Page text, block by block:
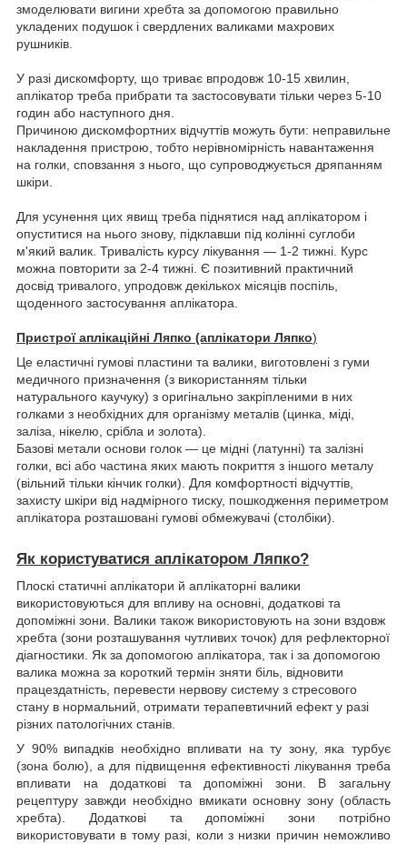
змоделювати вигини хребта за допомогою правильно
укладених подушок і свердлених валиками махрових
рушників.
У разі дискомфорту, що триває впродовж 10-15 хвилин,
аплікатор треба прибрати та застосовувати тільки через 5-10
годин або наступного дня.
Причиною дискомфортних відчуттів можуть бути: неправильне
накладення пристрою, тобто нерівномірність навантаження
на голки, сповзання з нього, що супроводжується дряпанням
шкіри.
Для усунення цих явищ треба піднятися над аплікатором і
опуститися на нього знову, підклавши під колінні суглоби
м'який валик. Тривалість курсу лікування — 1-2 тижні. Курс
можна повторити за 2-4 тижні. Є позитивний практичний
досвід тривалого, упродовж декількох місяців поспіль,
щоденного застосування аплікатора.
Пристрої аплікаційні Ляпко (аплікатори Ляпко)
Це еластичні гумові пластини та валики, виготовлені з гуми
медичного призначення (з використанням тільки
натурального каучуку) з оригінально закріпленими в них
голками з необхідних для організму металів (цинка, міді,
заліза, нікелю, срібла и золота).
Базові метали основи голок — це мідні (латунні) та залізні
голки, всі або частина яких мають покриття з іншого металу
(вільний тільки кінчик голки). Для комфортності відчуттів,
захисту шкіри від надмірного тиску, пошкодження периметром
аплікатора розташовані гумові обмежувачі (столбіки).
Як користуватися аплікатором Ляпко?
Плоскі статичні аплікатори й аплікаторні валики
використовуються для впливу на основні, додаткові та
допоміжні зони. Валики також використовують на зони вздовж
хребта (зони розташування чутливих точок) для рефлекторної
діагностики. Як за допомогою аплікатора, так і за допомогою
валика можна за короткий термін зняти біль, відновити
працездатність, перевести нервову систему з стресового
стану в нормальний, отримати терапевтичний ефект у разі
різних патологічних станів.
У 90% випадків необхідно впливати на ту зону, яка турбує
(зона болю), а для підвищення ефективності лікування треба
впливати на додаткові та допоміжні зони. В загальну
рецептуру завжди необхідно вмикати основну зону (область
хребта). Додаткові та допоміжні зони потрібно
використовувати в тому разі, коли з низки причин неможливо